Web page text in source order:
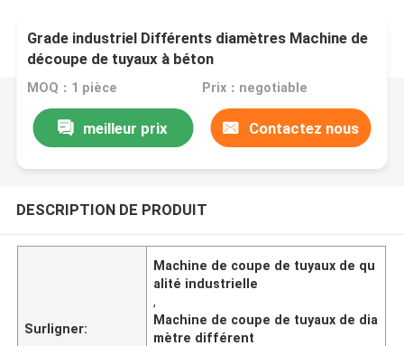
Grade industriel Différents diamètres Machine de
découpe de tuyaux à béton
MOQ：1 pièce Prix：negotiable
meilleur prix Contactez nous
DESCRIPTION DE PRODUIT
Surligner:
Machine de coupe de tuyaux de qu
alité industrielle
,
Machine de coupe de tuyaux de dia
mètre différent